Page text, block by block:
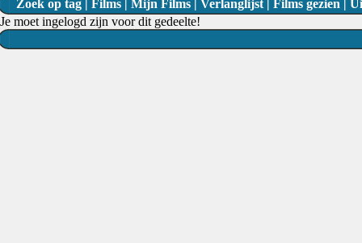
Zoek op tag | Films | Mijn Films | Verlanglijst | Films gezien |
Je moet ingelogd zijn voor dit gedeelte!